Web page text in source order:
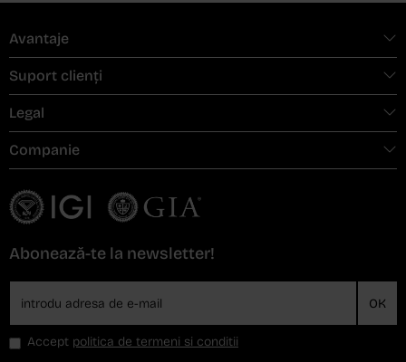
Avantaje
Suport clienți
Legal
Companie
Abonează-te la newsletter!
OK
Accept politica de termeni si conditii